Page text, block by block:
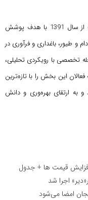
» از سال 1391 با هدف پوشش
و طیور، باغداری و فرآوری در
تخصصی با رویکردی تحلیلی،
فعالان این بخش را با تازه‌ترین
و به ارتقای بهره‌وری و دانش
اجرا شد
امضا می‌شود